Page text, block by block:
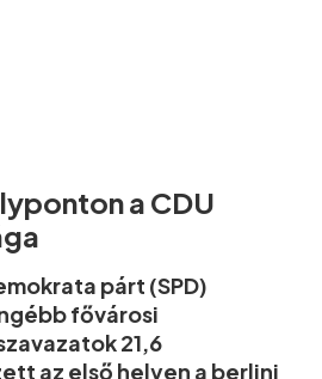
a CDU
párt (SPD)
fővárosi
21,6
az első helyen a berlini